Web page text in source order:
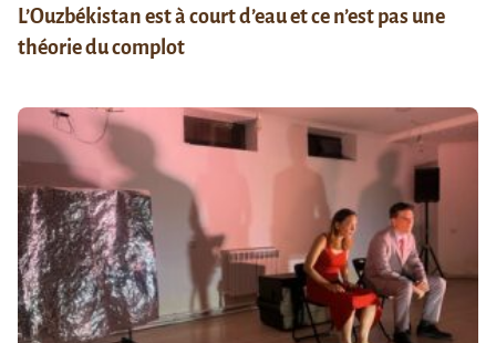
L’Ouzbékistan est à court d’eau et ce n’est pas une
théorie du complot